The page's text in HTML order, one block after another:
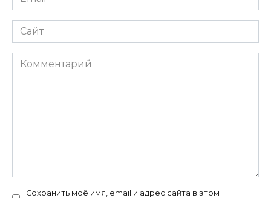
*
Сайт
Комментарий
Сохранить моё имя, email и адрес сайта в этом